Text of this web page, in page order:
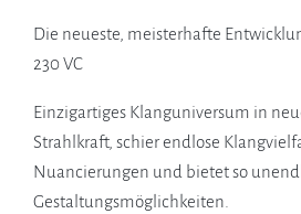
Die neueste, meisterhafte
230 VC
Einzigartiges Klanguniversum in
Strahlkraft, schier endlose
Nuancierungen und bietet so
Gestaltungsmöglichkeiten.